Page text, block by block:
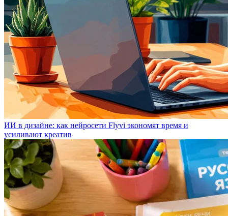
ИИ в дизайне: как нейросети Flyvi экономят время и
усиливают креатив